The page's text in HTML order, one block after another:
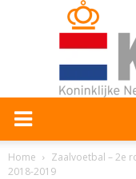
Home
Zaalvoetbal – 2e
2018-2019